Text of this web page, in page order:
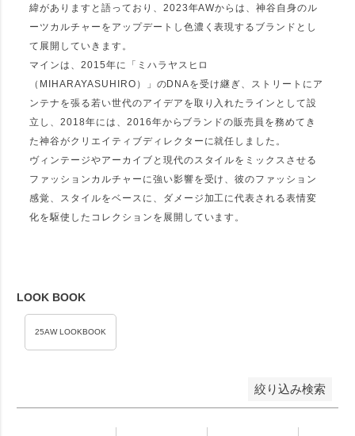
緯がありますと語っており、2023年AWからは、神谷自身のル
ーツカルチャーをアップデートし色濃く表現するブランドとし
て展開していきます。
マインは、2015年に「ミハラヤスヒロ
（MIHARAYASUHIRO）」のDNAを受け継ぎ、ストリートにア
ンテナを張る若い世代のアイデアを取り入れたラインとして設
立し、2018年には、2016年からブランドの販売員を務めてき
た神谷がクリエイティブディレクターに就任しました。
ヴィンテージやアーカイブと現代のスタイルをミックスさせる
ファッションカルチャーに強い影響を受け、彼のファッション
感覚、スタイルをベースに、ダメージ加工に代表される表情変
化を駆使したコレクションを展開しています。
LOOK BOOK
25AW LOOKBOOK
絞り込み検索
パープル ブルー ネイビー グリーン カーキ ブラウン
グレー ブラック ゴールド シルバー
価格
円 〜